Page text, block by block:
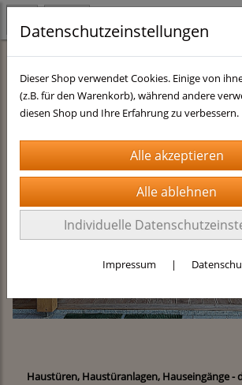
Haustüren, Haustüranlagen, Hauseingänge -
Datenschutzeinstellungen
Dieser Shop verwendet Cookies. Einige von
(z.B. für den Warenkorb), während andere
diesen Shop und Ihre Erfahrung zu verbessern.
Individuelle
Impressum |